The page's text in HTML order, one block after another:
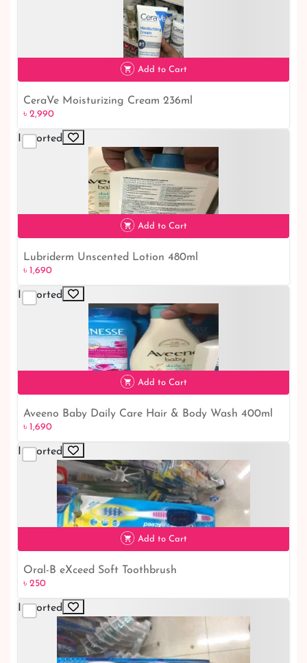
৳ 2,990
Add to Cart
CeraVe Moisturizing Cream 236ml
৳ 2,990
Imported
৳ 1,690
Add to Cart
Lubriderm Unscented Lotion 480ml
৳ 1,690
Imported
৳ 1,690
Add to Cart
Aveeno Baby Daily Care Hair & Body Wash 400ml
৳ 1,690
Imported
৳ 250
Add to Cart
Oral-B eXceed Soft Toothbrush
৳ 250
Imported